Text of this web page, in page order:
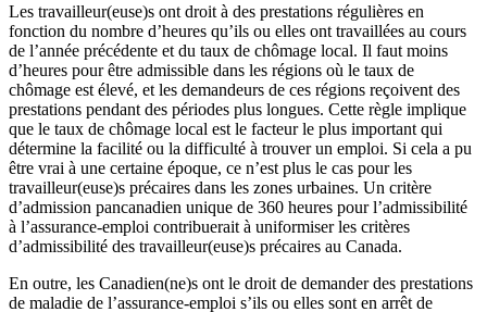
Les travailleur(euse)s ont droit à des prestations régulières en
fonction du nombre d’heures qu’ils ou elles ont travaillées au cours
de l’année précédente et du taux de chômage local. Il faut moins
d’heures pour être admissible dans les régions où le taux de
chômage est élevé, et les demandeurs de ces régions reçoivent des
prestations pendant des périodes plus longues. Cette règle implique
que le taux de chômage local est le facteur le plus important qui
détermine la facilité ou la difficulté à trouver un emploi. Si cela a pu
être vrai à une certaine époque, ce n’est plus le cas pour les
travailleur(euse)s précaires dans les zones urbaines. Un critère
d’admission pancanadien unique de 360 heures pour l’admissibilité
à l’assurance-emploi contribuerait à uniformiser les critères
d’admissibilité des travailleur(euse)s précaires au Canada.
En outre, les Canadien(ne)s ont le droit de demander des prestations
de maladie de l’assurance-emploi s’ils ou elles sont en arrêt de